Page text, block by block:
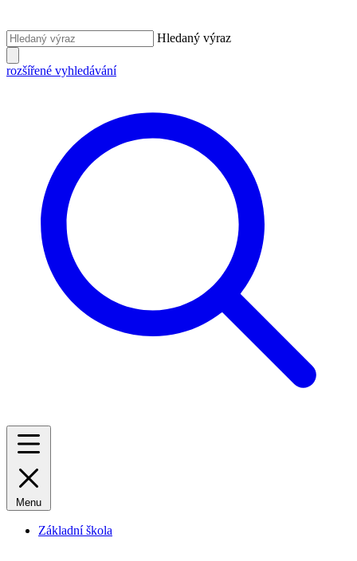
Hledaný výraz
rozšířené vyhledávání
Menu
Základní škola